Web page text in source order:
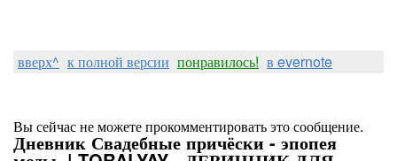
вверх^ к полной версии понравилось! в evernote
Вы сейчас не можете прокомментировать это сообщение.
Дневник Свадебные причёски - эпопея